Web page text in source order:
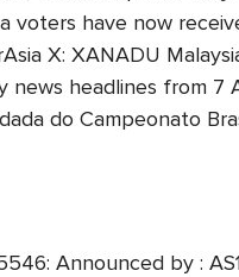
voters have now
X: XANADU
news headlines from 7
do Campeonato
Announced by :